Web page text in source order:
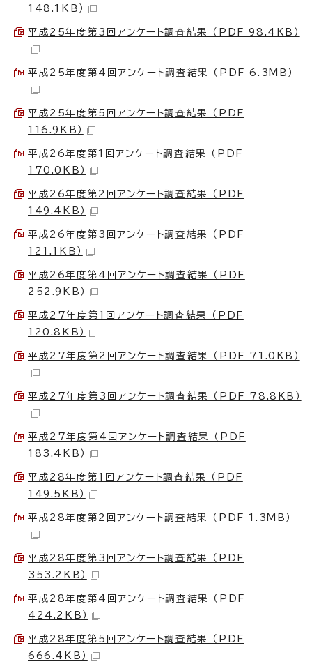
148.1KB）
平成25年度第3回アンケート調査結果 （PDF 98.4KB）
平成25年度第4回アンケート調査結果 （PDF 6.3MB）
平成25年度第5回アンケート調査結果 （PDF
116.9KB）
平成26年度第1回アンケート調査結果 （PDF
170.0KB）
平成26年度第2回アンケート調査結果 （PDF
149.4KB）
平成26年度第3回アンケート調査結果 （PDF
121.1KB）
平成26年度第4回アンケート調査結果 （PDF
252.9KB）
平成27年度第1回アンケート調査結果 （PDF
120.8KB）
平成27年度第2回アンケート調査結果 （PDF 71.0KB）
平成27年度第3回アンケート調査結果 （PDF 78.8KB）
平成27年度第4回アンケート調査結果 （PDF
183.4KB）
平成28年度第1回アンケート調査結果 （PDF
149.5KB）
平成28年度第2回アンケート調査結果 （PDF 1.3MB）
平成28年度第3回アンケート調査結果 （PDF
353.2KB）
平成28年度第4回アンケート調査結果 （PDF
424.2KB）
平成28年度第5回アンケート調査結果 （PDF
666.4KB）